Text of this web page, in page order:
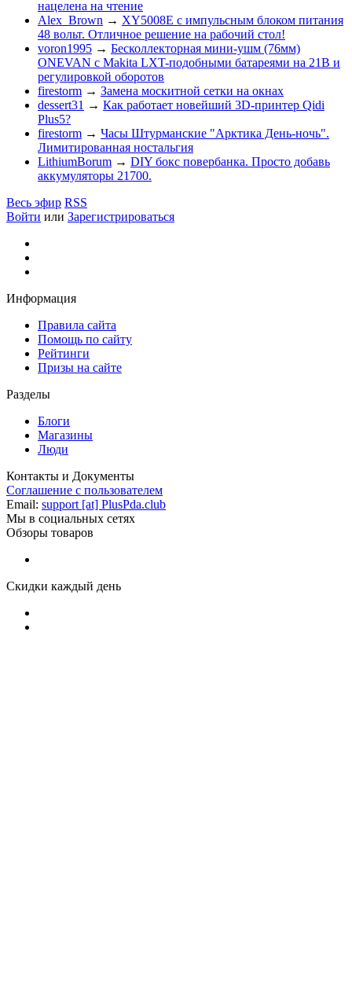
нацелена на чтение
Alex_Brown → XY5008E с импульсным блоком питания
48 вольт. Отличное решение на рабочий стол!
voron1995 → Бесколлекторная мини-ушм (76мм)
ONEVAN с Makita LXT-подобными батареями на 21В и
регулировкой оборотов
firestorm → Замена москитной сетки на окнах
dessert31 → Как работает новейший 3D-принтер Qidi
Plus5?
firestorm → Часы Штурманские "Арктика День-ночь".
Лимитированная ностальгия
LithiumBorum → DIY бокс повербанка. Просто добавь
аккумуляторы 21700.
Весь эфир RSS
Войти или Зарегистрироваться
Информация
Правила сайта
Помощь по сайту
Рейтинги
Призы на сайте
Разделы
Блоги
Магазины
Люди
Контакты и Документы
Соглашение с пользователем
Email: support [at] PlusPda.club
Мы в социальных сетях
Обзоры товаров
Скидки каждый день